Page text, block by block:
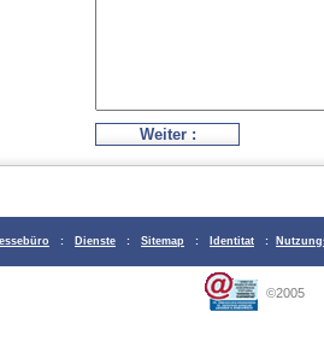
Weiter :
: Dienste : Sitemap : Identitat :
©2005